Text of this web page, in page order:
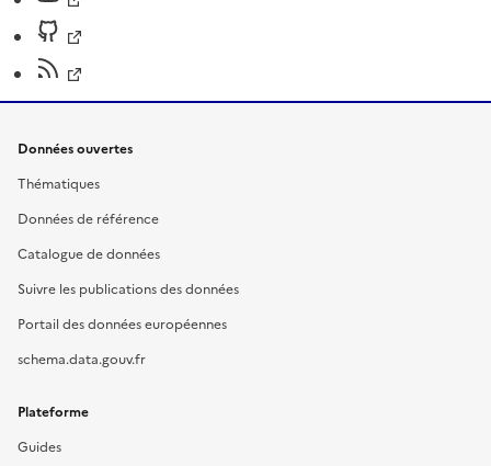
Données ouvertes
Thématiques
Données de référence
Catalogue de données
Suivre les publications des données
Portail des données européennes
schema.data.gouv.fr
Plateforme
Guides